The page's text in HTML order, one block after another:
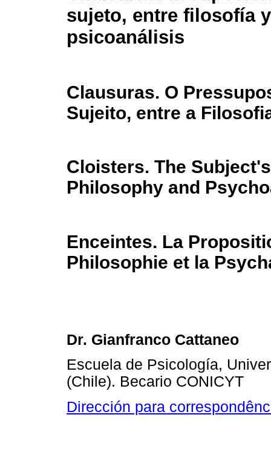
sujeto, entre filosofía y
psicoanálisis
Clausuras. O
Sujeito, entre a
Cloisters. The
Philosophy and
Enceintes. La
Philosophie et la
Dr. Gianfranco Cattaneo
Escuela de Psicología,
(Chile). Becario CONICYT
Dirección para